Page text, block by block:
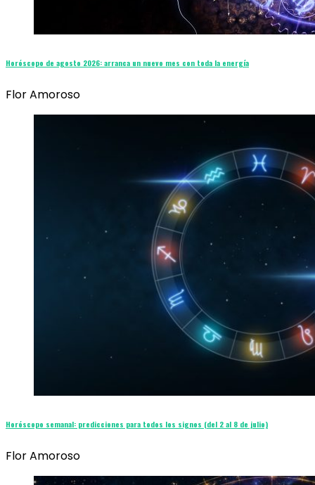
Horóscopo de agosto 2026: arranca un nuevo mes con toda la energía
Flor Amoroso
Horóscopo semanal: predicciones para todos los signos (del 2 al 8 de julio)
Flor Amoroso